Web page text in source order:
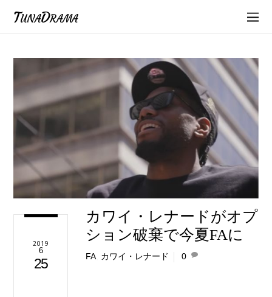
TunaDrama
2019
6
25
カワイ・レナードがオプ
ション破棄で今夏FAに
FA, カワイ・レナード 0